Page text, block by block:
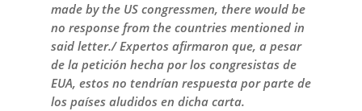
made by the US congressmen, there would be
no response from the countries mentioned in
said letter./ Expertos afirmaron que, a pesar
de la petición hecha por los congresistas de
EUA, estos no tendrían respuesta por parte de
los países aludidos en dicha carta.